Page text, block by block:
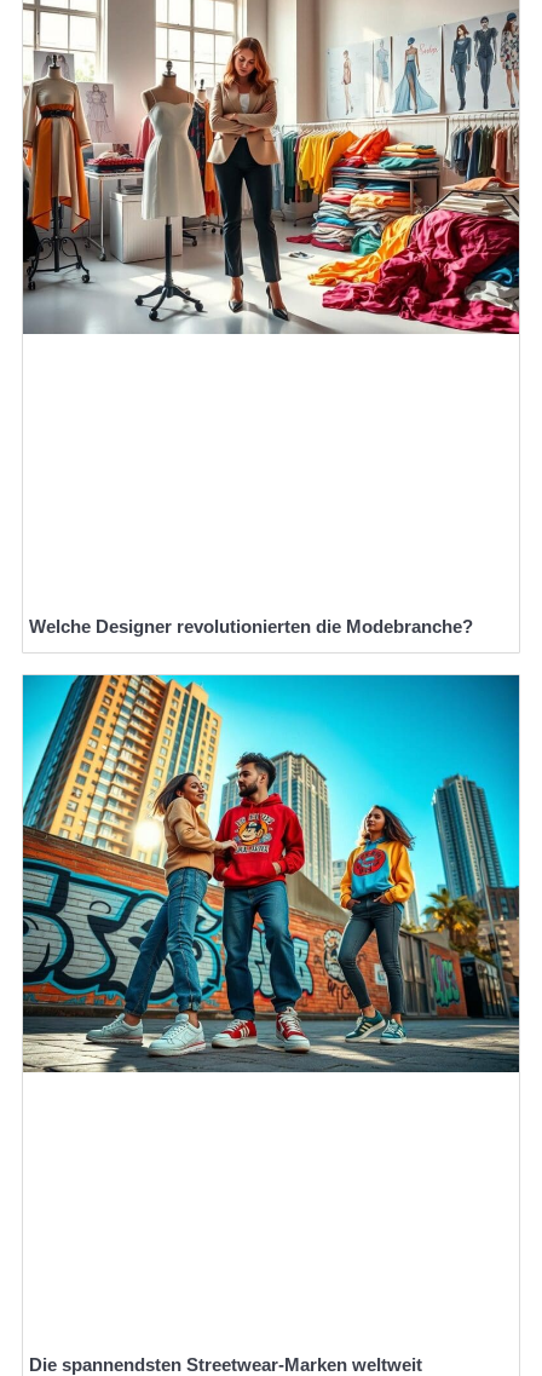
Welche Designer revolutionierten die Modebranche?
Die spannendsten Streetwear-Marken weltweit